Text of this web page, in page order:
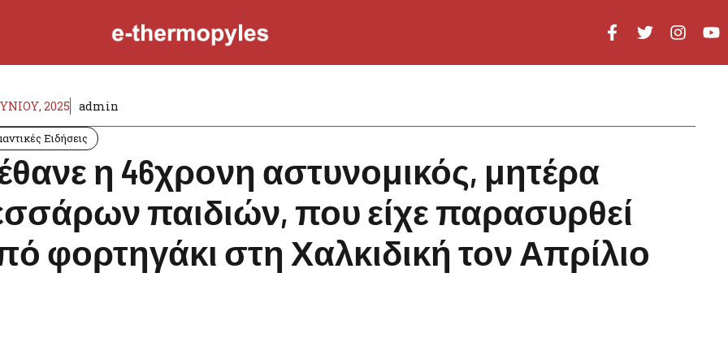
2025 admin
Ειδήσεις
η 46χρονη αστυνομικός, μητέρα
παιδιών, που είχε παρασυρθεί
φορτηγάκι στη Χαλκιδική τον Απρίλιο